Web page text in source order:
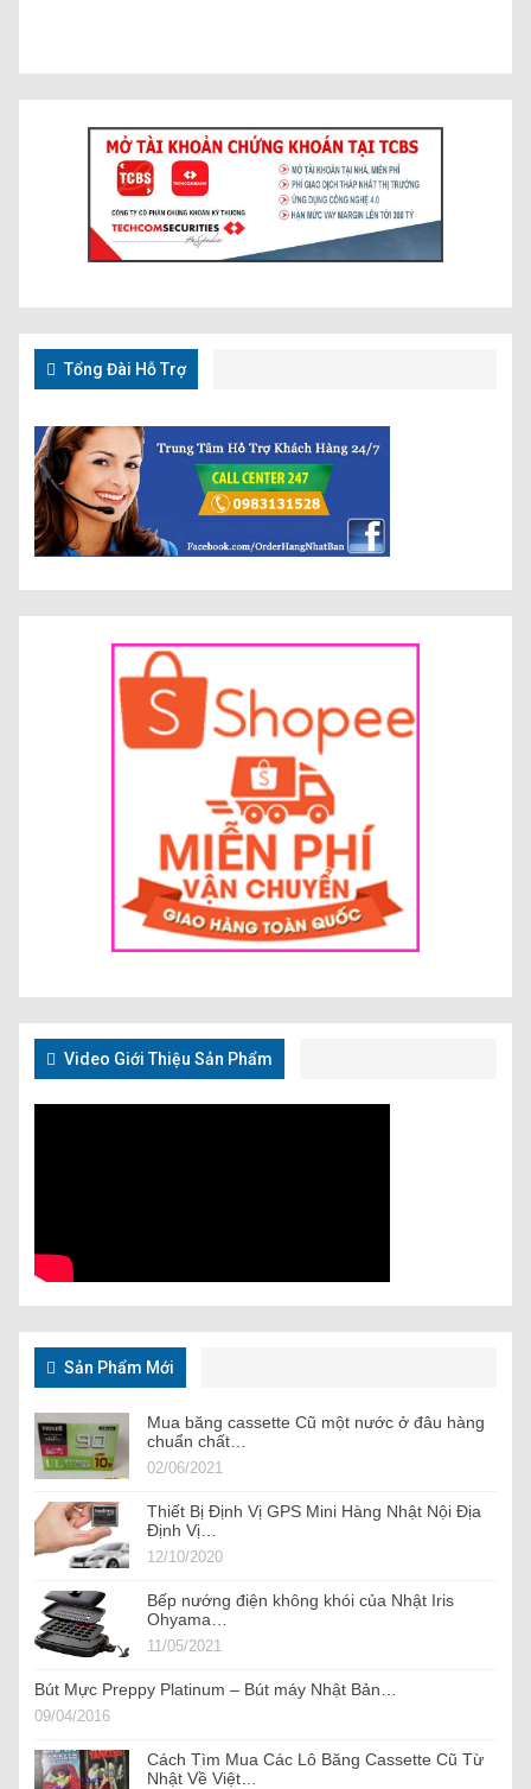
Tổng Đài Hỗ Trợ
Video Giới Thiệu Sản Phẩm
Sản Phẩm Mới
Mua băng cassette Cũ một nước ở đâu hàng
chuẩn chất…
02/06/2021
Thiết Bị Định Vị GPS Mini Hàng Nhật Nội Địa
Định Vị…
12/10/2020
Bếp nướng điện không khói của Nhật Iris
Ohyama…
11/05/2021
Bút Mực Preppy Platinum – Bút máy Nhật Bản…
09/04/2016
Cách Tìm Mua Các Lô Băng Cassette Cũ Từ
Nhật Về Việt…